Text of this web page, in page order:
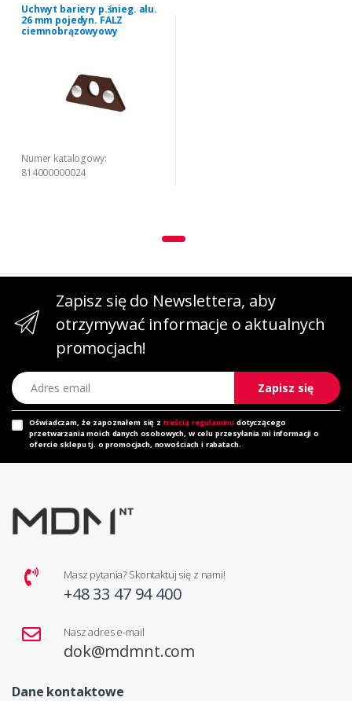
PRZECIWŚNIEGOWEJ
ALUMINIOWEJ FALZ
Uchwyt bariery p.śnieg. alu.
26 mm pojedyn. FALZ
ciemnobrązowyowy
Numer katalogowy:
814000000024
Zapisz się do Newslettera, aby
otrzymywać informacje o aktualnych
promocjach!
Adres email
Zapisz się
Oświadczam, że zapoznałem się z treścią regulaminu dotyczącego
przetwarzania moich danych osobowych, w celu przesyłania mi informacji o
ofercie sklepu tj. o promocjach, nowościach i rabatach.
Masz pytania? Skontaktuj się z nami!
+48 33 47 94 400
Nasz adres e-mail
dok@mdmnt.com
Dane kontaktowe